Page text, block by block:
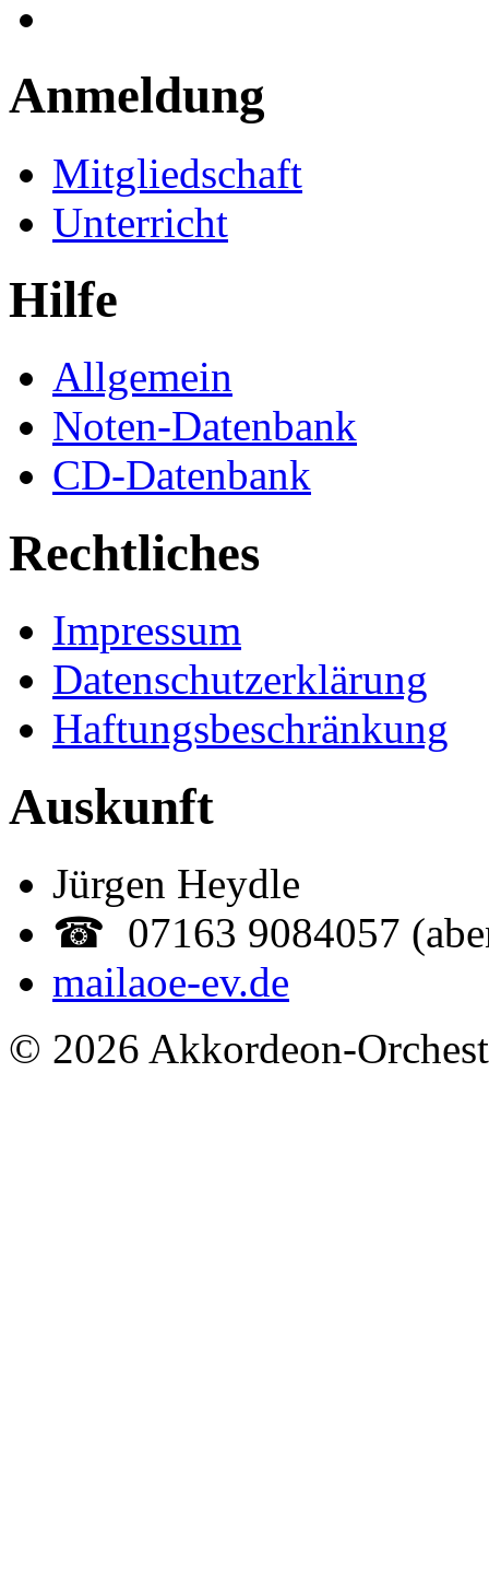
Anmeldung
Mitgliedschaft
Unterricht
Hilfe
Allgemein
Noten-Datenbank
CD-Datenbank
Rechtliches
Impressum
Datenschutzerklärung
Haftungsbeschränkung
Auskunft
Jürgen Heydle
☎ 07163 9084057
mailaoe-ev.de
© 2026 Akkordeon-